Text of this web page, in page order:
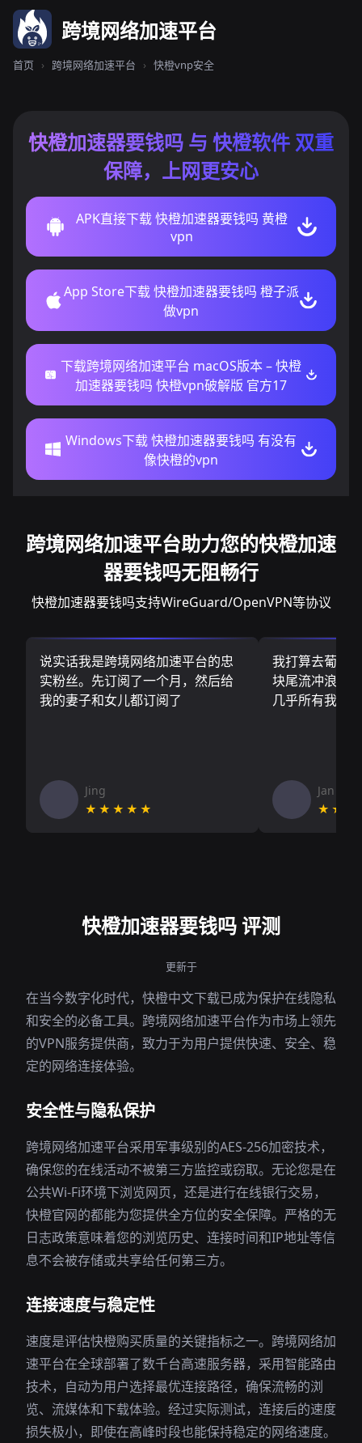
跨境网络加速平台
首页 › 跨境网络加速平台 › 快橙vnp安全
快橙加速器要钱吗 与 快橙软件 双重
保障，上网更安心
APK直接下载 快橙加速器要钱吗 黄橙
vpn
App Store下载 快橙加速器要钱吗 橙子派
做vpn
下载跨境网络加速平台 macOS版本 – 快橙
加速器要钱吗 快橙vpn破解版 官方17
Windows下载 快橙加速器要钱吗 有没有
像快橙的vpn
跨境网络加速平台助力您的快橙加速
器要钱吗无阻畅行
快橙加速器要钱吗支持WireGuard/OpenVPN等协议
说实话我是跨境网络加速平台的忠
实粉丝。先订阅了一个月，然后给
我的妻子和女儿都订阅了
Jing
★★★★★
我打算去葡萄
块尾流冲浪板
几乎所有我需
Jan V
快橙加速器要钱吗 评测
更新于
在当今数字化时代，快橙中文下载已成为保护在线隐私
和安全的必备工具。跨境网络加速平台作为市场上领先
的VPN服务提供商，致力于为用户提供快速、安全、稳
定的网络连接体验。
安全性与隐私保护
跨境网络加速平台采用军事级别的AES-256加密技术，
确保您的在线活动不被第三方监控或窃取。无论您是在
公共Wi-Fi环境下浏览网页，还是进行在线银行交易，
快橙官网的都能为您提供全方位的安全保障。严格的无
日志政策意味着您的浏览历史、连接时间和IP地址等信
息不会被存储或共享给任何第三方。
连接速度与稳定性
速度是评估快橙购买质量的关键指标之一。跨境网络加
速平台在全球部署了数千台高速服务器，采用智能路由
技术，自动为用户选择最优连接路径，确保流畅的浏
览、流媒体和下载体验。经过实际测试，连接后的速度
损失极小，即使在高峰时段也能保持稳定的网络速度。